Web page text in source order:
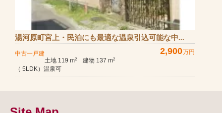
湯河原町宮上・民泊にも最適な温泉引込可能な中...
中古一戸建 2,900万円
土地 119 m2 建物 137 m2
（ 5LDK）温泉可